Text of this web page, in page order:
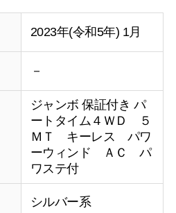
2023年(令和5年) 1月
－
ジャンボ 保証付き パ
ートタイム４ＷＤ ５
ＭＴ キーレス パワ
ーウィンド ＡＣ パ
ワステ付
シルバー系